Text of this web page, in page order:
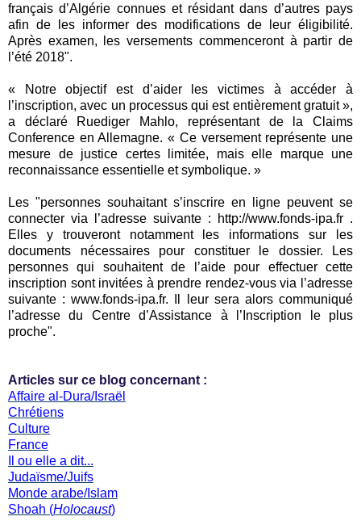
français d’Algérie connues et résidant dans d’autres pays
afin de les informer des modifications de leur éligibilité.
Après examen, les versements commenceront à partir de
l’été 2018".
« Notre objectif est d’aider les victimes à accéder à
l’inscription, avec un processus qui est entièrement gratuit »,
a déclaré Ruediger Mahlo, représentant de la Claims
Conference en Allemagne. « Ce versement représente une
mesure de justice certes limitée, mais elle marque une
reconnaissance essentielle et symbolique. »
Les "personnes souhaitant s’inscrire en ligne peuvent se
connecter via l’adresse suivante : http://www.fonds-ipa.fr .
Elles y trouveront notamment les informations sur les
documents nécessaires pour constituer le dossier. Les
personnes qui souhaitent de l’aide pour effectuer cette
inscription sont invitées à prendre rendez-vous via l’adresse
suivante : www.fonds-ipa.fr. Il leur sera alors communiqué
l’adresse du Centre d’Assistance à l’Inscription le plus
proche".
Articles sur ce blog concernant :
Affaire al-Dura/Israël
Chrétiens
Culture
France
Il ou elle a dit...
Judaïsme/Juifs
Monde arabe/Islam
Shoah (Holocaust)